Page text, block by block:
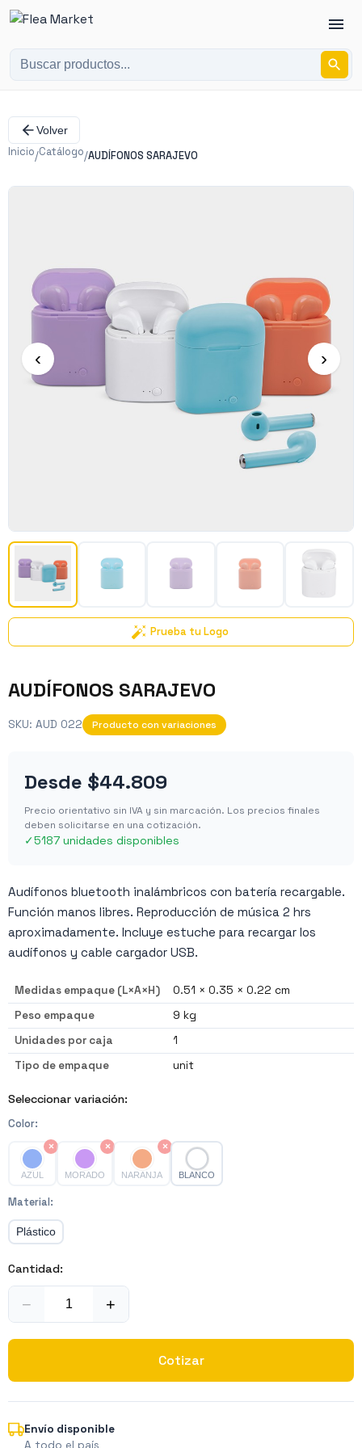
Volver
Inicio/Catálogo/AUDÍFONOS SARAJEVO
‹ ›
Prueba tu Logo
AUDÍFONOS SARAJEVO
SKU: AUD 022 Producto con variaciones
Desde $44.809
Precio orientativo sin IVA y sin marcación. Los precios finales
deben solicitarse en una cotización.
✓5187 unidades disponibles
Audífonos bluetooth inalámbricos con batería recargable.
Función manos libres. Reproducción de música 2 hrs
aproximadamente. Incluye estuche para recargar los
audífonos y cable cargador USB.
Medidas empaque (L×A×H)
0.51 × 0.35 × 0.22 cm
Peso empaque
9 kg
Unidades por caja
1
Tipo de empaque
unit
Seleccionar variación:
Color:
AZUL
×
MORADO
×
NARANJA
×
BLANCO
Material:
Plástico
Cantidad:
− +
Cotizar
Envío disponible